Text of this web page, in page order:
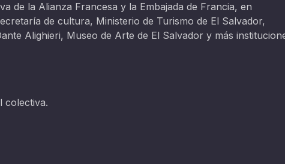
de la Alianza Francesa y la Embajada de Francia, en
de cultura, Ministerio de Turismo de El Salvador,
Alighieri, Museo de Arte de El Salvador y más
colectiva.